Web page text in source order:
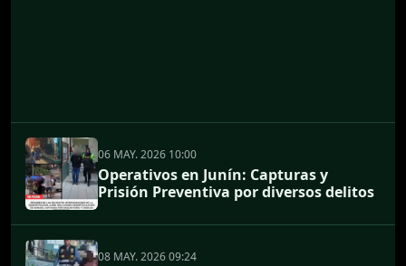
06 MAY. 2026 10:00
Operativos en Junín: Capturas y
Prisión Preventiva por diversos delitos
08 MAY. 2026 09:24